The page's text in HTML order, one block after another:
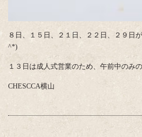
８日、１５日、２１日、２２日、２９日
^*)
１３日は成人式営業のため、午前中のみ
CHESCCA横山